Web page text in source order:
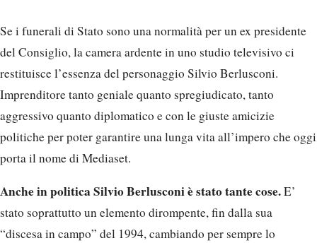
Se i funerali di Stato sono una normalità per un ex presidente
del Consiglio, la camera ardente in uno studio televisivo ci
restituisce l’essenza del personaggio Silvio Berlusconi.
Imprenditore tanto geniale quanto spregiudicato, tanto
aggressivo quanto diplomatico e con le giuste amicizie
politiche per poter garantire una lunga vita all’impero che oggi
porta il nome di Mediaset.
Anche in politica Silvio Berlusconi è stato tante cose.E’
stato soprattutto un elemento dirompente, fin dalla sua
“discesa in campo” del 1994, cambiando per sempre lo